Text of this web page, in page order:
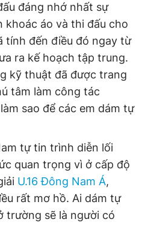
đáng nhớ nhất sự
khoác áo và thi đấu cho
tính đến điều đó ngay từ
ra kế hoạch tập trung.
kỹ thuật đã được trang
tâm làm công tác
sao để các em dám tự
tự tin trình diễn lối
quan trọng vì ở cấp độ
U.16 Đông Nam Á,
rất mơ hồ. Ai dám tự
trường sẽ là người có